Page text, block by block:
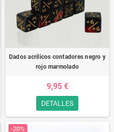
Dados acrílicos contadores negro y
rojo marmolado
9,95 €
DETALLES
-20%